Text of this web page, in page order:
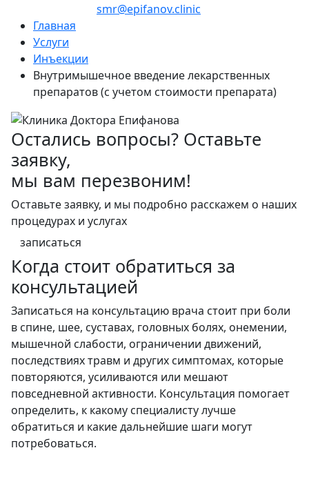
smr@epifanov.clinic
Главная
Услуги
Инъекции
Внутримышечное введение лекарственных
препаратов (с учетом стоимости препарата)
Остались вопросы? Оставьте
заявку,
мы вам перезвоним!
Оставьте заявку, и мы подробно расскажем о наших
процедурах и услугах
записаться
Когда стоит обратиться за
консультацией
Записаться на консультацию врача стоит при боли
в спине, шее, суставах, головных болях, онемении,
мышечной слабости, ограничении движений,
последствиях травм и других симптомах, которые
повторяются, усиливаются или мешают
повседневной активности. Консультация помогает
определить, к какому специалисту лучше
обратиться и какие дальнейшие шаги могут
потребоваться.